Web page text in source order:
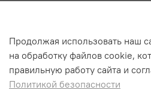
Условия обмена и возврата
Интернет-магазин создан на InSales
Продолжая использовать наш
на обработку файлов cookie,
правильную работу сайта и
Политикой безопасности